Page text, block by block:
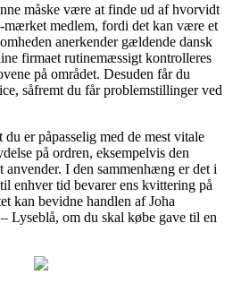
måske være at finde ud af hvorvidt
mærket medlem, fordi det kan være et
anerkender gældende dansk
firmaet rutinemæssigt kontrolleres
på området. Desuden får du
såfremt du får problemstillinger ved
er påpasselig med de mest vitale
på ordren, eksempelvis den
I den sammenhæng er det i
enhver tid bevarer ens kvittering på
kan bevidne handlen af Joha
Lyseblå, om du skal købe gave til en